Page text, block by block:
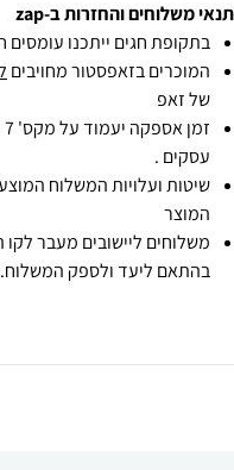
תנאי משלוחים והחזרות ב-zap
בתקופת חגים ייתכנו עומסים
המוכרים בזאפסטור מחויבים
של זאפ
זמן אספקה יעמוד על מקס' 7 ימי עסקים מיום הזמנה,
עסקים .
שיטות ועלויות המשלוח
המוצר
משלוחים ליישובים מעבר לקו
בהתאם ליעד ולספק המשלוח.